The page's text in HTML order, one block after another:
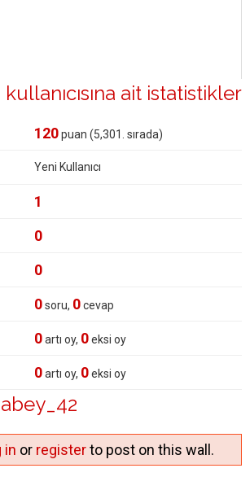
ait istatistikler
120puan (5,301 . sırada)
Yeni Kullanıcı
1
0
0
0soru, 0cevap
0artı oy, 0eksi oy
0artı oy, 0eksi oy
in or registerto post on this wall.